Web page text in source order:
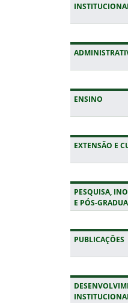
ENSINO
EXTENSÃO E
PESQUISA,
E PÓS-
PUBLICAÇÕES